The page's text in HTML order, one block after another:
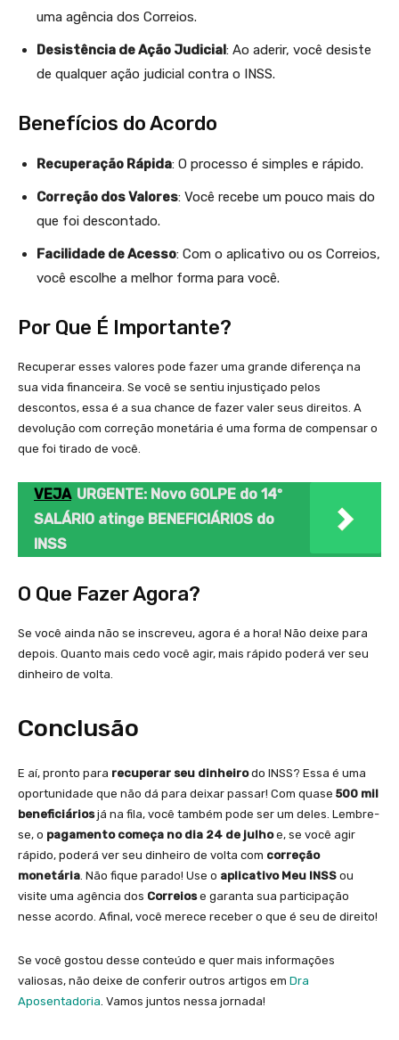
uma agência dos Correios.
Desistência de Ação Judicial: Ao aderir, você desiste
de qualquer ação judicial contra o INSS.
Benefícios do Acordo
Recuperação Rápida: O processo é simples e rápido.
Correção dos Valores: Você recebe um pouco mais do
que foi descontado.
Facilidade de Acesso: Com o aplicativo ou os Correios,
você escolhe a melhor forma para você.
Por Que É Importante?
Recuperar esses valores pode fazer uma grande diferença na
sua vida financeira. Se você se sentiu injustiçado pelos
descontos, essa é a sua chance de fazer valer seus direitos. A
devolução com correção monetária é uma forma de compensar o
que foi tirado de você.
VEJA URGENTE: Novo GOLPE do 14º
SALÁRIO atinge BENEFICIÁRIOS do
INSS
O Que Fazer Agora?
Se você ainda não se inscreveu, agora é a hora! Não deixe para
depois. Quanto mais cedo você agir, mais rápido poderá ver seu
dinheiro de volta.
Conclusão
E aí, pronto para recuperar seu dinheirodo INSS? Essa é uma
oportunidade que não dá para deixar passar! Com quase 500 mil
beneficiáriosjá na fila, você também pode ser um deles. Lembre-
se, o pagamento começa no dia 24 de julhoe, se você agir
rápido, poderá ver seu dinheiro de volta com correção
monetária. Não fique parado! Use o aplicativo Meu INSS ou
visite uma agência dos Correiose garanta sua participação
nesse acordo. Afinal, você merece receber o que é seu de direito!
Se você gostou desse conteúdo e quer mais informações
valiosas, não deixe de conferir outros artigos em Dra
Aposentadoria. Vamos juntos nessa jornada!